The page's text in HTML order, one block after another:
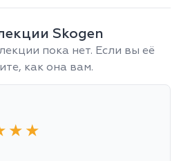
Skogen
пока нет. Если вы её
как она вам.
★
★